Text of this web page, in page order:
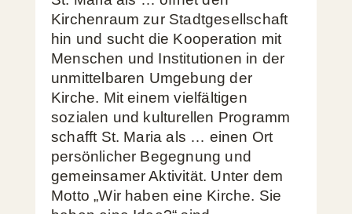
Kirchenraum zur Stadtgesellschaft
hin und sucht die Kooperation mit
Menschen und Institutionen in der
unmittelbaren Umgebung der
Kirche. Mit einem vielfältigen
sozialen und kulturellen Programm
schafft St. Maria als … einen Ort
persönlicher Begegnung und
gemeinsamer Aktivität. Unter dem
Motto „Wir haben eine Kirche. Sie